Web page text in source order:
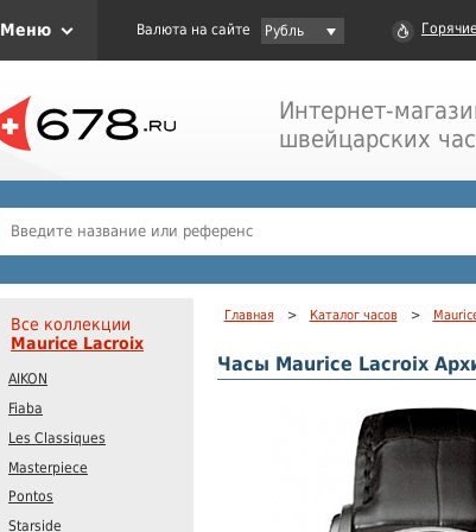
Меню Валюта на сайте Рубль
Интернет-
швейцарских
Все коллекции
Maurice Lacroix
AIKON
Fiaba
Les Classiques
Masterpiece
Pontos
Starside
Главная > Каталог часов >
Часы Maurice Lacroix